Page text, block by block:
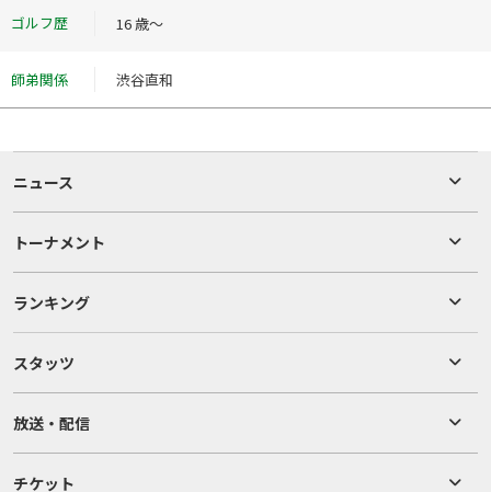
ゴルフ歴 16 歳～
師弟関係 渋谷直和
ニュース
トーナメント
ランキング
スタッツ
放送・配信
チケット